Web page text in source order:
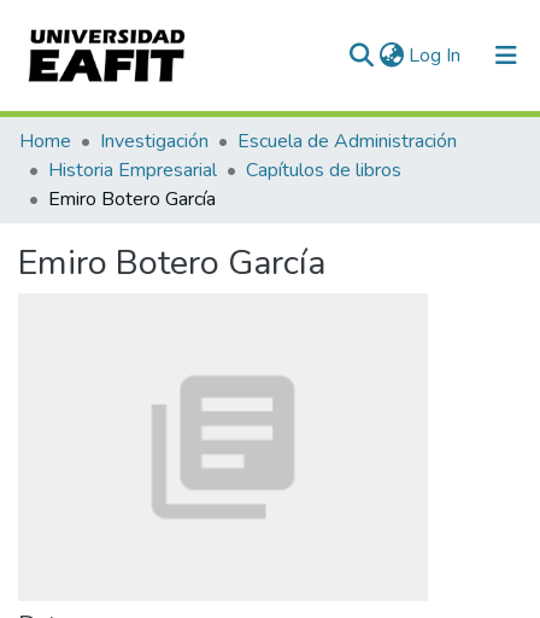
Log In (current)
Communities & Collections
All of DSpace
Home Investigación
Escuela de Administración
Historia Empresarial
Capítulos de libros
Emiro Botero García
Emiro Botero García